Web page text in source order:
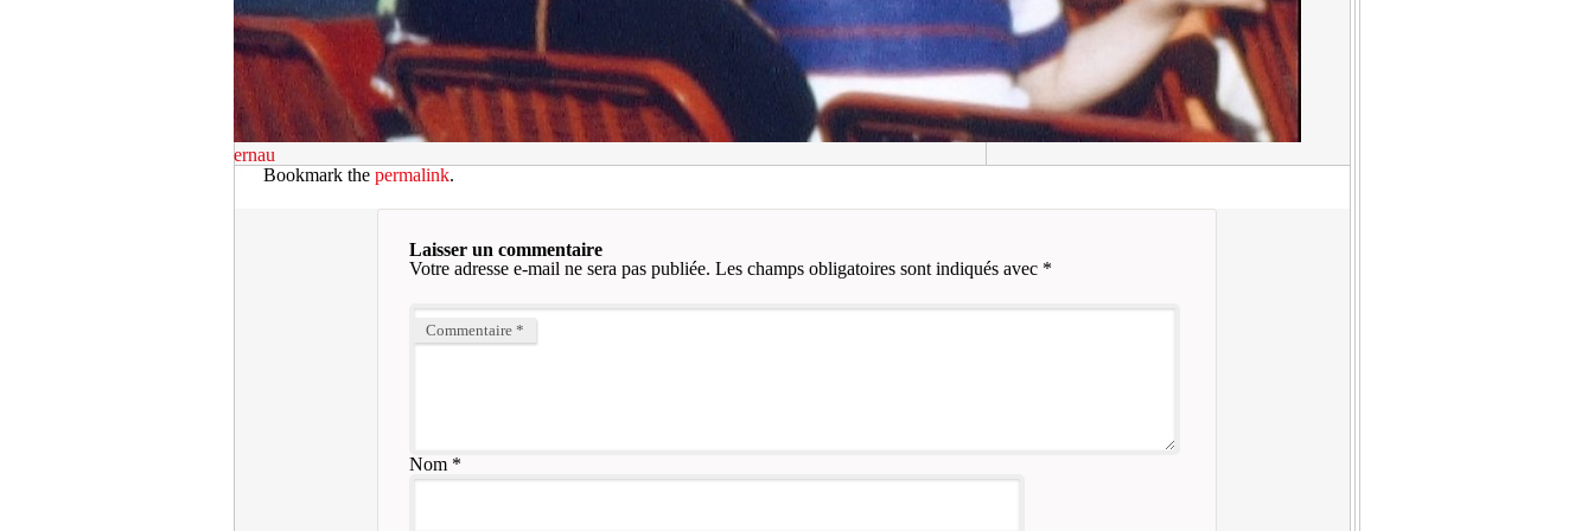
ernau
Bookmark the permalink.
Laisser un commentaire
Votre adresse e-mail ne sera pas publiée. Les champs obligatoires sont indiqués avec *
Commentaire *
Nom*